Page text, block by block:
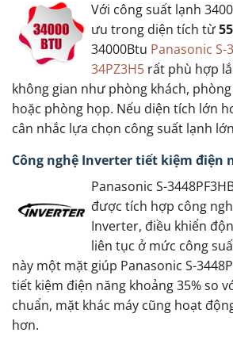
Với công suất lạnh
ưu trong diện tích từ
34000Btu Panasonic S-
34PZ3H5 rất phù hợp
không gian như phòng khách,
hoặc phòng họp. Nếu diện tích lớn
cân nhắc lựa chọn công suất lạnh
Công nghệ Inverter tiết kiệm điện
Panasonic S-
được tích hợp công
Inverter, điều khiển
liên tục ở mức công
này một mặt giúp Panasonic S-
tiết kiệm điện năng khoảng 35% so
chuẩn, mặt khác máy cũng hoạt
hơn.